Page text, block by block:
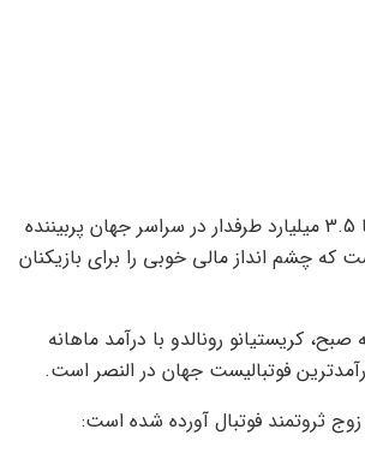
به خبرجو – فوتبال با 3.5 میلیارد طرفدار در سراسر جهان پربیننده
چشم انداز مالی خوبی را برای بازیکنان
کریستیانو رونالدو با درآمد ماهانه